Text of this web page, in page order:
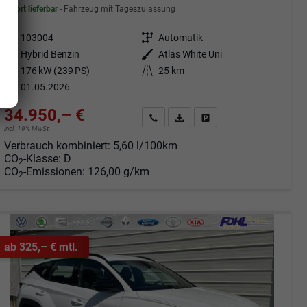
sofort lieferbar Fahrzeug mit Tageszulassung
103004 Getriebe Automatik
Hybrid Benzin Außenfarbe Atlas White Uni
176 kW (239 PS) Kilometerstand 25 km
01.05.2026
34.950,– €
incl. 19% MwSt.
Angebot anfordern
Fahrzeugexpose (PDF)
Fahrzeug parken
Verbrauch kombiniert: 5,60 l/100km
CO2-Klasse: D
CO2-Emissionen: 126,00 g/km
ab 325,– € mtl.